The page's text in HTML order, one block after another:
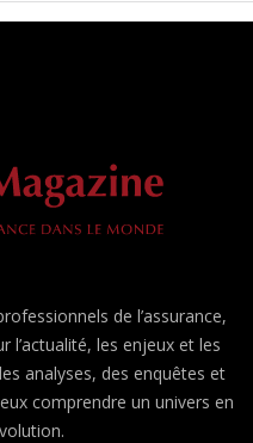
de l’assurance,
l’actualité, les enjeux et les
analyses, des enquêtes et
comprendre un univers en